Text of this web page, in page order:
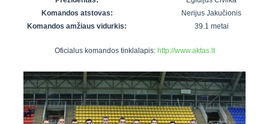
7x7 vasaros
Snaigės taurė
VRFS Futsal
senjorų
Euro2016
Vilnius
Komandos atstovas:
Nerijus Jakučionis
Komandos amžiaus vidurkis:
39.1 metai
Oficialus komandos tinklalapis: http://www.aktas.lt